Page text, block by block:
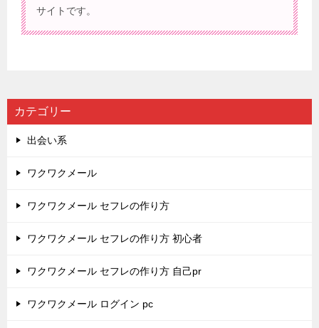
サイトです。
カテゴリー
出会い系
ワクワクメール
ワクワクメール セフレの作り方
ワクワクメール セフレの作り方 初心者
ワクワクメール セフレの作り方 自己pr
ワクワクメール ログイン pc